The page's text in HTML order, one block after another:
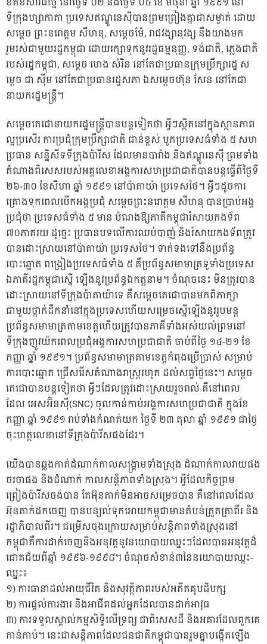
ទីក្រុងហ្សាកាតា ប្រទេសឥណ្ឌូនេស៊ីបានព្រមព្រៀងគ្នាជាសម្ងាត់ ដោយ
សម្តេច ព្រះនរោត្តម សីហនុ, សម្តេចម៉ែ, រាជវង្សានុវង្ស នឹងយាងមក
រួមរស់ជាមួយរដ្ឋកម្ពុជា ដោយរក្សាទុកនូវរដ្ឋធម្មនុញ្ញ, ទង់ជាតិ, ភ្លេងជាតិ
របស់រដ្ឋកម្ពុជា, សម្តេច ហេង សំរិន នៅតែជាប្រធានក្រុមប្រឹក្សារដ្ឋ ស
ម្តេច ជា ស៊ីម នៅតែជាប្រធានរដ្ឋសភា ឯសម្តេចហ៊ុន សែន នៅតែជា
នាយករដ្ឋមន្ត្រី។
សម្តេចតេជោនាយករដ្ឋមន្ត្រីបានបន្តទៀតថា អ្វីៗស្ថិតនៅក្នុងស្ថានភាព
ល្អប្រសើរ ការប្រជុំក្រុមប្រឹក្សាជាតិ ជាន់ខ្ពស់ បូកប្រទេសធំទាំង ៥ សហ
ប្រធាន សន្និសីទទីក្រុងប៉ារីស ដែលមានបារាំង និងឥណ្ឌូនេស៊ី ព្រមទាំង
តំណាងពិសេសរបស់អគ្គលេខាអង្គការសហប្រជាជាតិបានបន្តធ្វើពីថ្ងៃទី
២៦-៣០ ខែសីហា ឆ្នាំ ១៩៩១ នៅប៉ាតាយ៉ា ប្រទេសថៃ។ អ្វីៗដូចការ
គ្រោងទុកពេលបើកអង្គប្រជុំ សម្តេចព្រះនរោត្តម សីហនុ បានប្រាប់អង្គ
ប្រជុំថា ប្រទេសធំទាំង ៥ មាន បំណងឱ្យភាគីកម្ពុជារំសាយកងទ័ព
៧០ភាគរយ ដូច្នេះ ប្រធានបទលើការឈប់បាញ់ និងរំសាយកងទ័ពត្រូវ
បានដោះស្រាយនៅប៉ាតាយ៉ា ប្រទេសថៃ។ ទាក់ទងទៅនឹងប្រព័ន្ធ
បោះឆ្នោត ពង្រៀងប្រទេសធំទាំង ៥ គឺប្រព័ន្ធសមាមាត្រទូទាំងប្រទេស
ឯភាគីរដ្ឋកម្ពុជាស្នើ ឡើងនូវប្រព័ន្ធឯកត្តនាម។ ចំណុចនេះ មិនត្រូវបាន
ដោះស្រាយនៅទីក្រុងប៉ាតាយ៉ាទេ គឺសម្តេចតេជោបានមកពិភាក្សា
ជាមួយថ្នាក់ដឹកនាំនៅក្នុងប្រទេសហើយសម្រេចស្នើឡើងនូវរូបមន្ត
ប្រព័ន្ធសមាមាត្រតាមខេត្តហើយត្រូវបានភាគីទាំងអស់យល់ព្រមនៅ
ទីក្រុងញូវយ៉កពេលប្រជុំអង្គការសហប្រជាជាតិ​ ចាប់ពីថ្ងៃ ១៤-២១ ខែ
កញ្ញា ឆ្នាំ ១៩៩១។ ប្រព័ន្ធសមាមាត្រតាមខេត្តកំពុងប្រើប្រាស់ សម្រាប់
ការបោះឆ្នោត ជ្រើសរើសតំណាងរាស្រ្តរហូត ដល់សព្វថ្ងៃនេះ។​ សម្តេច
តេជោបានបន្តទៀតថា អ្វីៗដែលត្រូវដោះស្រាយរួចរាល់​ គឺនៅពេល
ដែល អេសអ៊ិនស៊ី(SNC) ចូលកាន់កាប់អង្គការសហប្រជាជាតិ ក្នុងខែ
កញ្ញា ឆ្នាំ ១៩៩១ រាប់ទាំងកំណត់យក ថ្ងៃទី ២៣ តុលា ឆ្នាំ ១៩៩១ ជាថ្ងៃ
ចុះហត្ថលេខានៅទីក្រុងប៉ារីសផងដែរ។
យើងបានឆ្លងកាត់ដំណាក់កាលសង្រ្គាមទាំងស្រុង ដំណាក់កាលវាយផង
ចរចាផង និងដំណាក់ កាលសន្តិភាពទាំងស្រុង។ អ្វីដែលកិច្ចព្រម
ព្រៀងប៉ារីសចង់បាន តែអ៊ុនតាក់មិនអាចសម្រេចបាន គឺនៅពេលដែល
អ៊ុនតាក់ដកចេញ បានបន្សល់ទុកអោយកម្ពុជាមានតំបន់ត្រួតត្រាពីរ និង
រដ្ឋាភិបាលពីរ។ ជម្រើសចុងក្រោយសម្រាប់សន្តិភាពទាំងស្រុងនៅ
កម្ពុជាគឺការដាក់ចេញនិងអនុវត្តនូវនយោបាយឈ្នះៗដែលបានអនុវត្តដ៏
ជោគជ័យពីឆ្នាំ ១៩៩៦-១៩៩៨។ ចំណុចសំខាន់៣នៃនយោបាយឈ្នះ-
ឈ្នះ៖
១) ការធានាដល់អាយុជីវិត និងសុវត្ថិភាពរបស់អតីតគូបដិបក្ស
២) ការផ្តល់ការងារ និងអាជីពដល់អ្នកដែលបានដាក់អាវុធ
៣) ការទទួលស្គាល់កម្មសិទ្ធិលើទ្រព្យ ជាពិសេសដី និងអគារដែលពួកគេ
កាន់កាប់។ នេះជាសន្តិភាពដែលជនជាតិកម្ពុជាបានរួមគ្នាបង្កើតឡើង